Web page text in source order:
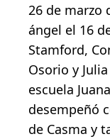
26 de marzo
ángel el 16
Stamford,
Osorio y
escuela
desempeñó
de Casma y